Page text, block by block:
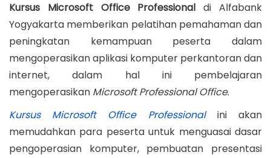
a
t
i
o
n
n
t
t
e
d
o
n
e
m
e
r
5
0
t
e
d
i
n
Kursus Microsoft Office Professional di Alfabank
Yogyakarta memberikan pelatihan pemahaman dan
peningkatan kemampuan peserta dalam
mengoperasikan aplikasi komputer perkantoran dan
internet, dalam hal ini pembelajaran
mengoperasikan Microsoft Professional Office.
Kursus Microsoft Office Professionalini akan
memudahkan para peserta untuk menguasai dasar
pengoperasian komputer, pembuatan presentasi